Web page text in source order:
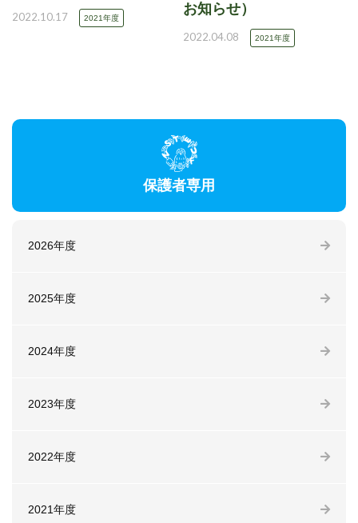
2022.10.17 2021年度
お知らせ）
2022.04.08 2021年度
保護者専用
2026年度
2025年度
2024年度
2023年度
2022年度
2021年度